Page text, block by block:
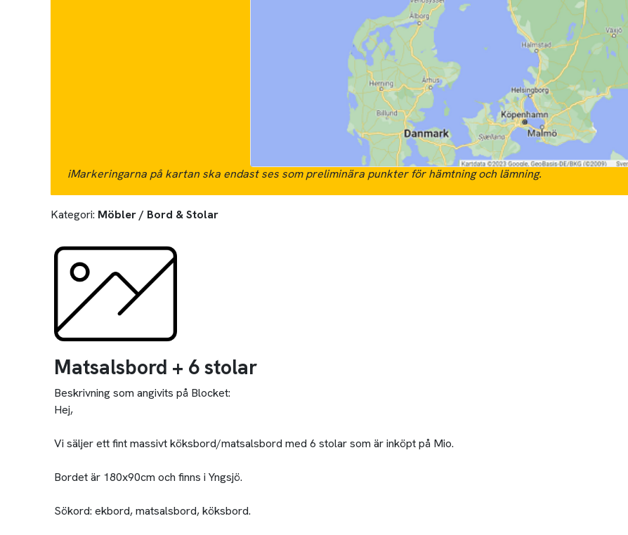
iMarkeringarna på kartan ska endast ses som preliminära punkter för hämtning och lämning.
Kategori: Möbler / Bord & Stolar
Matsalsbord + 6 stolar
Beskrivning som angivits på Blocket:
Hej,
Vi säljer ett fint massivt köksbord/matsalsbord med 6 stolar som är inköpt på Mio.
Bordet är 180x90cm och finns i Yngsjö.
Sökord: ekbord, matsalsbord, köksbord.